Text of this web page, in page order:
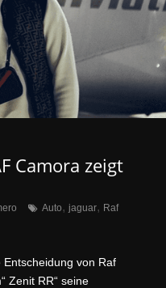
Camora zeigt
Auto, jaguar, Raf
von Raf
Zenit RR“ seine